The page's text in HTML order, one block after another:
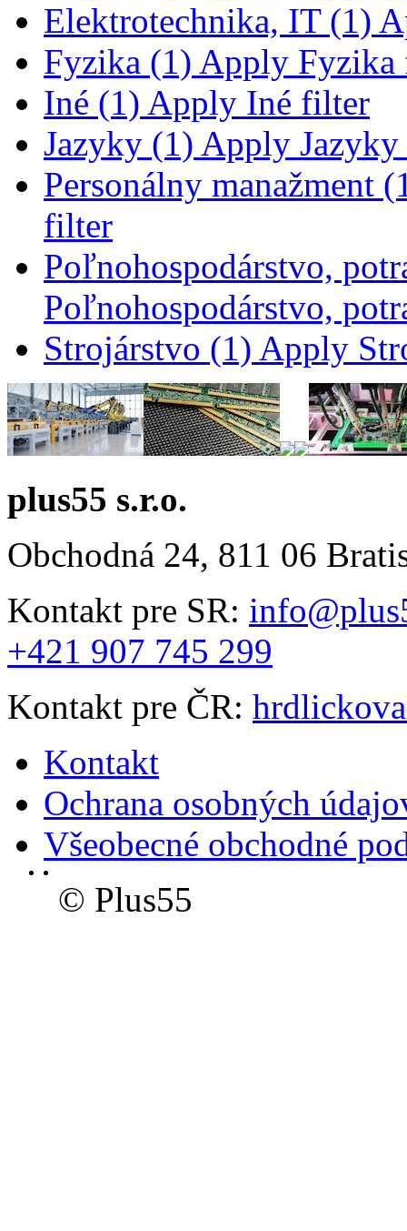
Elektrotechnika, IT (1)
Fyzika (1) Apply Fyzika
Iné (1) Apply Iné filter
Jazyky (1) Apply
Personálny manažment
filter
Poľnohospodárstvo,
Poľnohospodárstvo,
Strojárstvo (1) Apply
plus55 s.r.o.
Obchodná 24, 811 06
Kontakt pre SR:
+421 907 745 299
Kontakt pre ČR:
Kontakt
Ochrana osobných
Všeobecné obchodné
© Plus55